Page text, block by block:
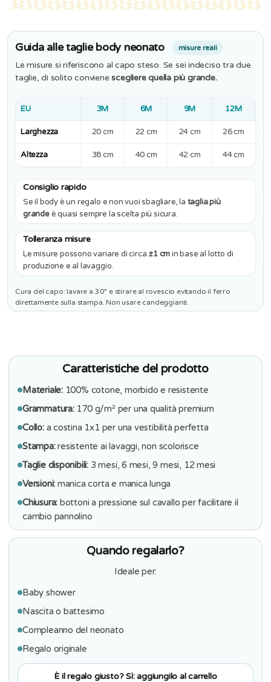
Guida alle taglie body neonato misure reali
Le misure si riferiscono al capo steso. Se sei indeciso tra due
taglie, di solito convienescegliere quella più grande.
EU 3M 6M 9M 12M
Larghezza 20 cm 22 cm 24 cm 26 cm
Altezza 38 cm 40 cm 42 cm 44 cm
Consiglio rapido
Se il body è un regalo e non vuoi sbagliare, la taglia più
grandeè quasi sempre la scelta più sicura.
Tolleranza misure
Le misure possono variare di circa ±1 cmin base al lotto di
produzione e al lavaggio.
Cura del capo: lavare a 30° e stirare al rovescio evitando il ferro
direttamente sulla stampa. Non usare candeggianti.
Caratteristiche del prodotto
Materiale:100% cotone, morbido e resistente
Grammatura:170 g/m² per una qualità premium
Collo:a costina 1x1 per una vestibilità perfetta
Stampa:resistente ai lavaggi, non scolorisce
Taglie disponibili: 3 mesi, 6 mesi, 9 mesi, 12 mesi
Versioni: manica corta e manica lunga
Chiusura: bottoni a pressione sul cavallo per facilitare il
cambio pannolino
Quando regalarlo?
Ideale per:
Baby shower
Nascita o battesimo
Compleanno del neonato
Regalo originale
È il regalo giusto? Sì: aggiungilo al carrello